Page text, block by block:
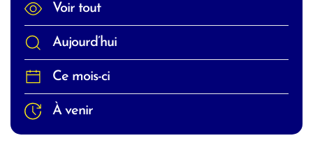
Voir tout
Aujourd’hui
Ce mois-ci
À venir